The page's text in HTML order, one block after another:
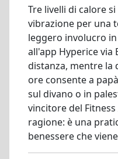
Tre livelli di calore
vibrazione per una
leggero involucro
all'app Hyperice
distanza, mentre la
ore consente a
sul divano o in
vincitore del
ragione: è una
benessere che